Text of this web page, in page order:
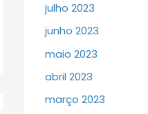
julho 2023
junho 2023
maio 2023
abril 2023
março 2023